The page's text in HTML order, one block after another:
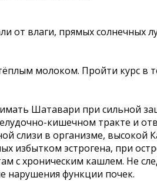
влаги, прямых солнечных
молоком. Пройти курс в
Шатавари при сильной
кишечном тракте и
слизи в организме, высокой
избытком эстрогена, при
с хроническим кашлем. Не
нарушения функции почек.